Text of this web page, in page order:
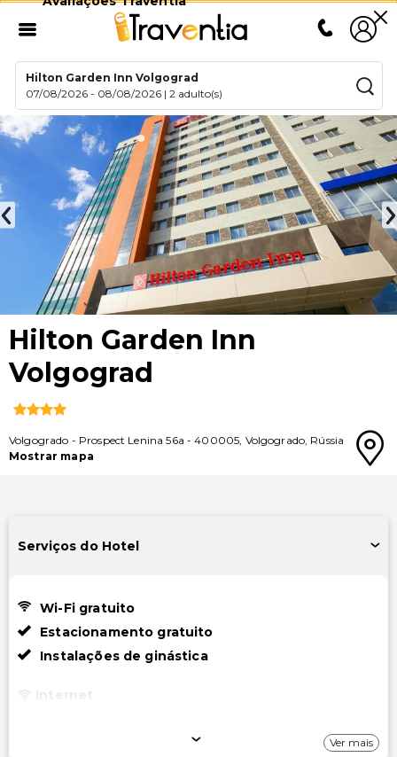
Hilton Garden Inn Volgograd
07/08/2026 - 08/08/2026 |2 adulto(s)
Hilton Garden Inn
Volgograd
Volgogrado - Prospect Lenina 56a -400005, Volgogrado, Rússia
Mostrar mapa
Serviços do Hotel
Wi-Fi gratuito
Estacionamento gratuito
Instalações de ginástica
Ver mais